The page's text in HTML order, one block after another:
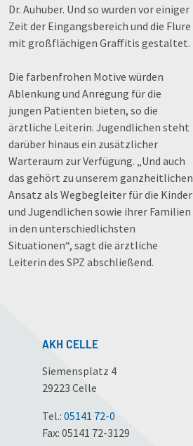
Dr. Auhuber. Und so wurden vor einiger
Zeit der Eingangsbereich und die Flure
mit großflächigen Graffitis gestaltet.
Die farbenfrohen Motive würden
Ablenkung und Anregung für die
jungen Patienten bieten, so die
ärztliche Leiterin. Jugendlichen steht
darüber hinaus ein zusätzlicher
Warteraum zur Verfügung. „Und auch
das gehört zu unserem ganzheitlichen
Ansatz als Wegbegleiter für die Kinder
und Jugendlichen sowie ihrer Familien
in den unterschiedlichsten
Situationen“, sagt die ärztliche
Leiterin des SPZ abschließend.
AKH CELLE
Siemensplatz 4
29223 Celle
Tel.: 05141 72-0
Fax: 05141 72-3129